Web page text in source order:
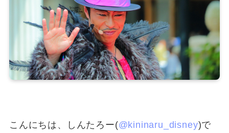
こんにちは、しんたろー(@kininaru_disney)で